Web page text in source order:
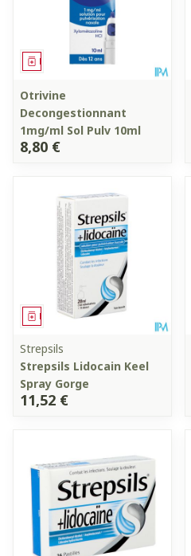
Médicament
Otrivine
Decongestionnant
1mg/ml Sol Pulv 10ml
8,80 €
Médicament
Strepsils
Strepsils Lidocain Keel
Spray Gorge
11,52 €